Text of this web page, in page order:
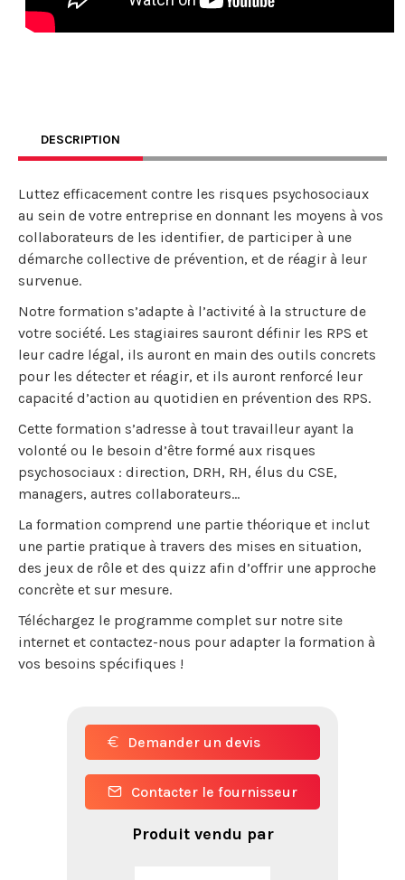
DESCRIPTION
Luttez efficacement contre les risques psychosociaux
au sein de votre entreprise en donnant les moyens à vos
collaborateurs de les identifier, de participer à une
démarche collective de prévention, et de réagir à leur
survenue.
Notre formation s’adapte à l’activité à la structure de
votre société. Les stagiaires sauront définir les RPS et
leur cadre légal, ils auront en main des outils concrets
pour les détecter et réagir, et ils auront renforcé leur
capacité d’action au quotidien en prévention des RPS.
Cette formation s’adresse à tout travailleur ayant la
volonté ou le besoin d’être formé aux risques
psychosociaux : direction, DRH, RH, élus du CSE,
managers, autres collaborateurs...
La formation comprend une partie théorique et inclut
une partie pratique à travers des mises en situation,
des jeux de rôle et des quizz afin d’offrir une approche
concrète et sur mesure.
Téléchargez le programme complet sur notre site
internet et contactez-nous pour adapter la formation à
vos besoins spécifiques !
Demander un devis
Contacter le fournisseur
Produit vendu par